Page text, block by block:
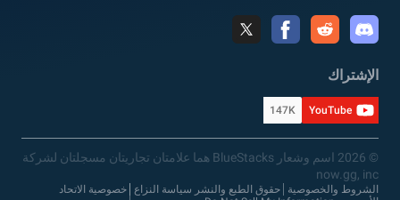
الإشتراك
YouTube
147K
© 2026 اسم وشعار BlueStacks هما علامتان تجاريتان مسجلتان لشركة
now.gg, inc
الشروط والخصوصية حقوق الطبع والنشر سياسة النزاع خصوصية الاتحاد